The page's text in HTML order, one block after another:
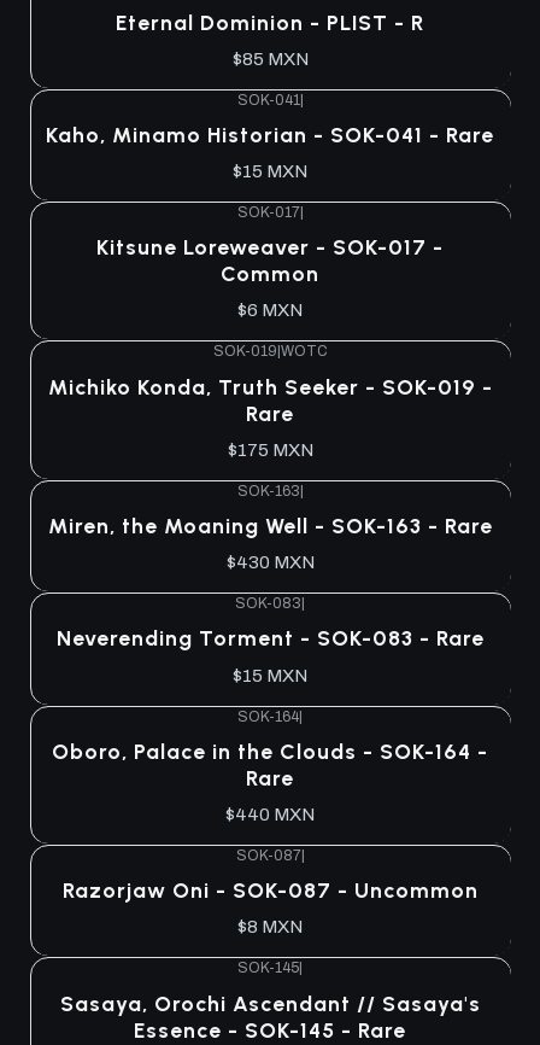
Eternal Dominion - PLIST - R
$85 MXN
SOK-041 |
Kaho, Minamo Historian - SOK-041 - Rare
$15 MXN
SOK-017|
Kitsune Loreweaver - SOK-017 -
Common
$6 MXN
SOK-019 WOTC
Michiko Konda, Truth Seeker - SOK-019 -
Rare
$175 MXN
SOK-163|
Miren, the Moaning Well - SOK-163 - Rare
$430 MXN
SOK-083
Neverending Torment - SOK-083 - Rare
$15 MXN
SOK-164|
Oboro, Palace in the Clouds - SOK-164 -
Rare
$440 MXN
SOK-087|
Razorjaw Oni - SOK-087 - Uncommon
$8 MXN
SOK-145
Sasaya, Orochi Ascendant // Sasaya's
Essence - SOK-145 - Rare